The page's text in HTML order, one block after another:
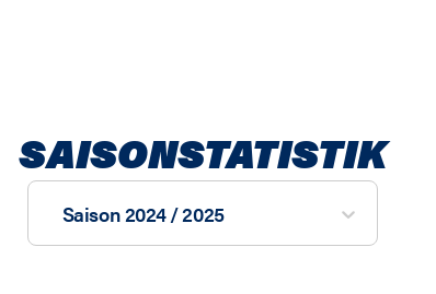
SAISONSTATISTIK
Saison 2024 / 2025